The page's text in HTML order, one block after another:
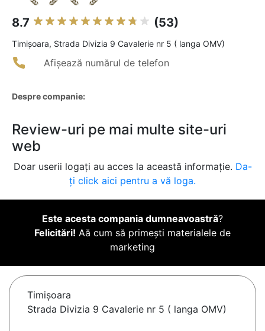
8.7 (53)
Timişoara, Strada Divizia 9 Cavalerie nr 5 ( langa OMV)
Afișează numărul de telefon
Despre companie:
Review-uri pe mai multe site-uri
web
Doar userii logați au acces la această informație. Da-
ți click aici pentru a vă loga.
Este acesta compania dumneavoastră?
Felicitări! Aă cum să primești materialele de
marketing
Timişoara
Strada Divizia 9 Cavalerie nr 5 ( langa OMV)